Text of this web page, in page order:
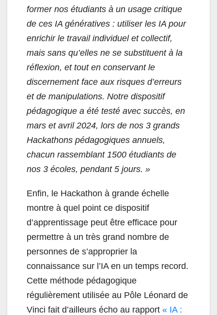
former nos étudiants à un usage critique
de ces IA génératives : utiliser les IA pour
enrichir le travail individuel et collectif,
mais sans qu’elles ne se substituent à la
réflexion, et tout en conservant le
discernement face aux risques d’erreurs
et de manipulations. Notre dispositif
pédagogique a été testé avec succès, en
mars et avril 2024, lors de nos 3 grands
Hackathons pédagogiques annuels,
chacun rassemblant 1500 étudiants de
nos 3 écoles, pendant 5 jours. »
Enfin, le Hackathon à grande échelle
montre à quel point ce dispositif
d’apprentissage peut être efficace pour
permettre à un très grand nombre de
personnes de s’approprier la
connaissance sur l’IA en un temps record.
Cette méthode pédagogique
régulièrement utilisée au Pôle Léonard de
Vinci fait d’ailleurs écho au rapport « IA :